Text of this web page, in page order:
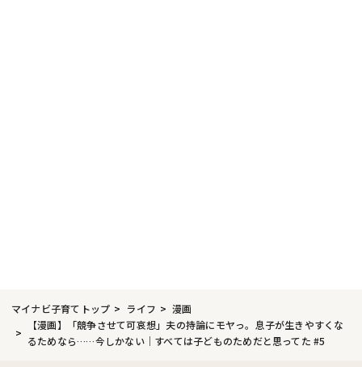
マイナビ子育てトップ ライフ
漫画
【漫画】「競争させて可哀想」夫の持論にモヤっ。息子が生きやすくな
るためなら……今しかない｜すべては子どものためだと思ってた #5